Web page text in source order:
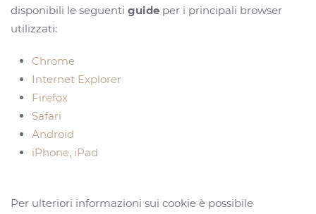
disponibili le seguenti guide per i principali browser
utilizzati:
Chrome
Internet Explorer
Firefox
Safari
Android
iPhone, iPad
Per ulteriori informazioni sui cookie è possibile